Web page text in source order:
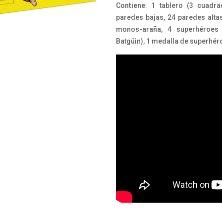
Contiene: 1 tablero (3
paredes bajas, 24 paredes
monos-araña, 4
Batgüin), 1 medalla de